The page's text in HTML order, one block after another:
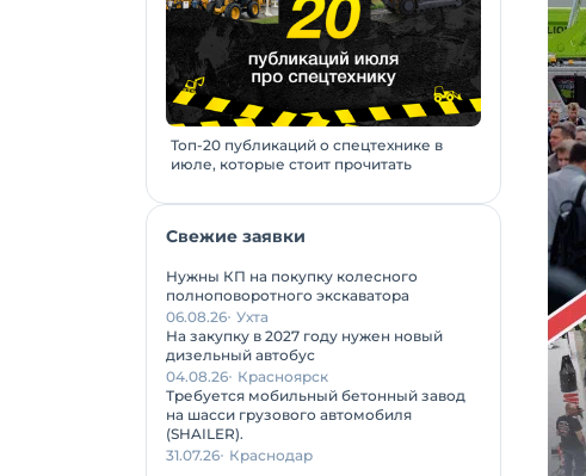
Топ-20 публикаций о спецтехнике в
июле, которые стоит прочитать
Свежие заявки
Нужны КП на покупку колесного
полноповоротного экскаватора
06.08.26 Ухта
На закупку в 2027 году нужен новый
дизельный автобус
04.08.26 Красноярск
Требуется мобильный бетонный завод
на шасси грузового автомобиля
(SHAILER).
31.07.26 Краснодар